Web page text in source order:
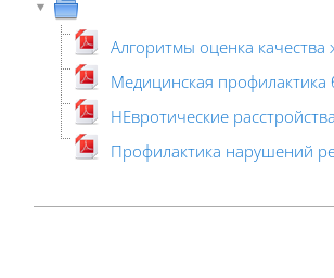
Алгоритмы оценка
Медицинская
НЕвротические
Профилактика нарушений